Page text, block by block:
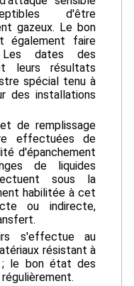
d'être
gazeux. Le bon
également faire
dates des
leurs résultats
spécial tenu à
des installations
de remplissage
effectuées de
d'épanchement
de liquides
sous la
habilitée à cet
ou indirecte,
s'effectue au
résistant à
; le bon état des